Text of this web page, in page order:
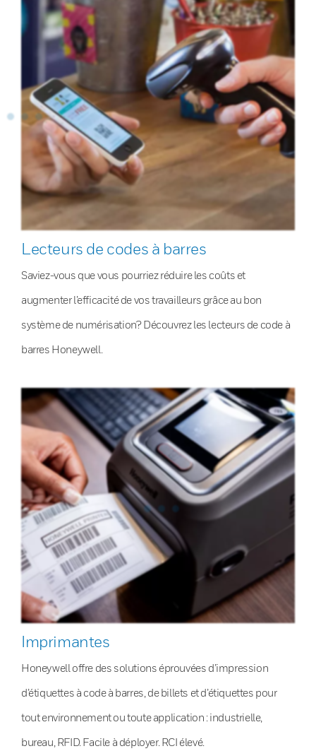
Lecteurs de codes à barres
Saviez-vous que vous pourriez réduire les coûts et
augmenter l’efficacité de vos travailleurs grâce au bon
système de numérisation? Découvrez les lecteurs de code à
barres Honeywell.
Imprimantes
Honeywell offre des solutions éprouvées d’impression
d’étiquettes à code à barres, de billets et d’étiquettes pour
tout environnement ou toute application : industrielle,
bureau, RFID. Facile à déployer. RCI élevé.